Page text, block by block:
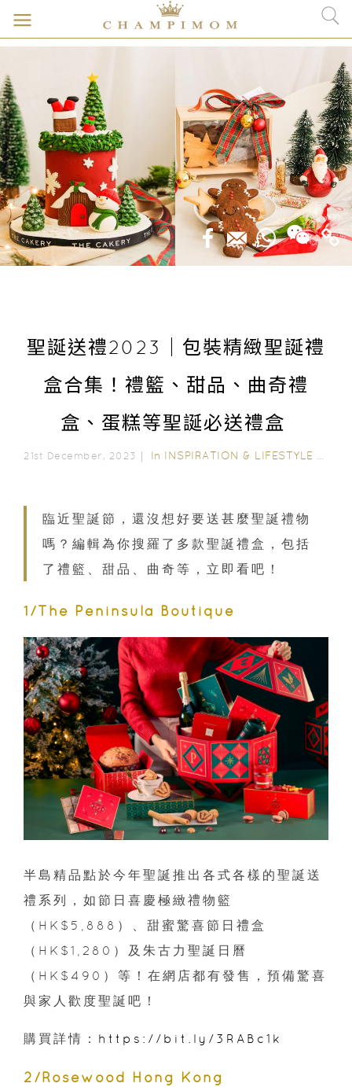
聖誕送禮2023｜包裝精緻聖誕禮
盒合集！禮籃、甜品、曲奇禮
盒、蛋糕等聖誕必送禮盒
21st December, 2023｜ In INSPIRATION & LIFESTYLE
臨近聖誕節，還沒想好要送甚麼聖誕禮物
嗎？編輯為你搜羅了多款聖誕禮盒，包括
了禮籃、甜品、曲奇等，立即看吧！
1/The Peninsula Boutique
半島精品點於今年聖誕推出各式各樣的聖誕送
禮系列，如節日喜慶極緻禮物籃
（HK$5,888）、甜蜜驚喜節日禮盒
（HK$1,280）及朱古力聖誕日曆
（HK$490）等！在網店都有發售，預備驚喜
與家人歡度聖誕吧！
購買詳情： https://bit.ly/3RABc1k
2/Rosewood Hong Kong